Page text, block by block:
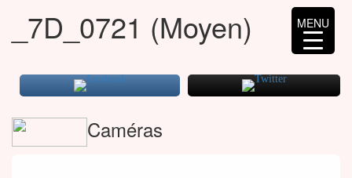
_7D_0721 (Moyen)
Caméras
MENU